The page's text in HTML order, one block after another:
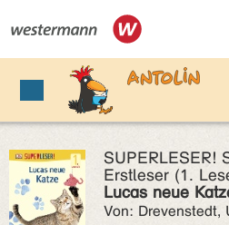
SUPERLESER!
Erstleser (1.
Lucas neue
Von: Drevenstedt,